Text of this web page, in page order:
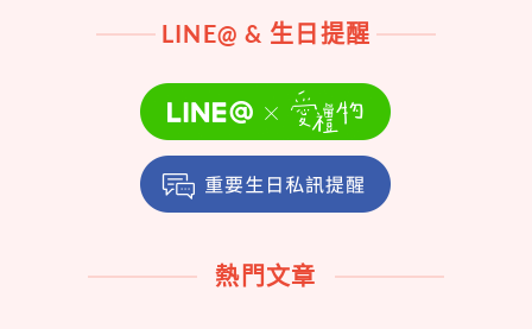
LINE@ & 生日提醒
熱門文章